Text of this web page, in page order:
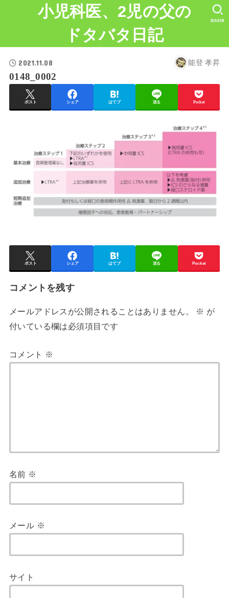
小児科医、2児の父の
ドタバタ日記
SEARCH
2021.11.08 能登 孝昇
0148_0002
ポスト シェア はてブ 送る Pocket
ポスト シェア はてブ 送る Pocket
コメントを残す
メールアドレスが公開されることはありません。 ※ が
付いている欄は必須項目です
コメント ※
名前 ※
メール ※
サイト